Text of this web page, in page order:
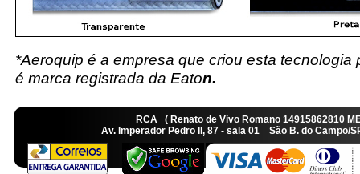
*Aeroquip é a empresa que criou esta
é marca registrada da Eaton.
RCA ( Renato de Vivo Romano
Av. Imperador Pedro II, 87 - sala 01 São B. do